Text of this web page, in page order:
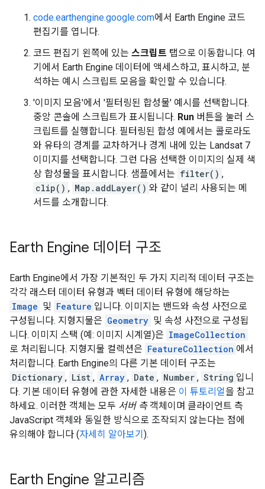
code.earthengine.google.com에서 Earth Engine 코드
편집기를 엽니다.
코드 편집기 왼쪽에 있는 스크립트 탭으로 이동합니다. 여
기에서 Earth Engine 데이터에 액세스하고, 표시하고, 분
석하는 예시 스크립트 모음을 확인할 수 있습니다.
'이미지 모음'에서 '필터링된 합성물' 예시를 선택합니다.
중앙 콘솔에 스크립트가 표시됩니다. Run 버튼을 눌러 스
크립트를 실행합니다. 필터링된 합성 예에서는 콜로라도
와 유타의 경계를 교차하거나 경계 내에 있는 Landsat 7
이미지를 선택합니다. 그런 다음 선택한 이미지의 실제 색
상 합성물을 표시합니다. 샘플에서는 filter() ,
clip() , Map.addLayer() 와 같이 널리 사용되는 메
서드를 소개합니다.
Earth Engine 데이터 구조
Earth Engine에서 가장 기본적인 두 가지 지리적 데이터 구조는
각각 래스터 데이터 유형과 벡터 데이터 유형에 해당하는
Image 및 Feature 입니다. 이미지는 밴드와 속성 사전으로
구성됩니다. 지형지물은 Geometry 및 속성 사전으로 구성됩
니다. 이미지 스택 (예: 이미지 시계열)은 ImageCollection
로 처리됩니다. 지형지물 컬렉션은 FeatureCollection 에서
처리합니다. Earth Engine의 다른 기본 데이터 구조는
Dictionary , List , Array , Date , Number , String 입니
다. 기본 데이터 유형에 관한 자세한 내용은 이 튜토리얼을 참고
하세요. 이러한 객체는 모두 서버 측객체이며 클라이언트 측
JavaScript 객체와 동일한 방식으로 조작되지 않는다는 점에
유의해야 합니다 (자세히 알아보기 ).
Earth Engine 알고리즘